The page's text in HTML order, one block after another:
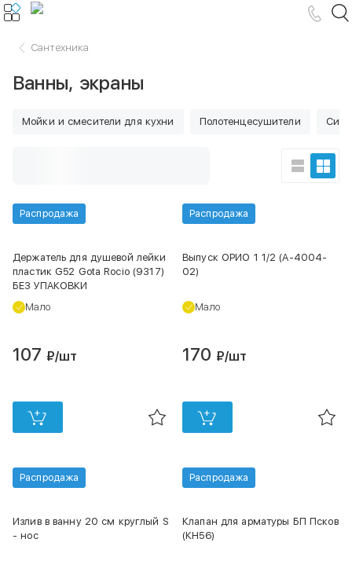
Сантехника
Ванны, экраны
Мойки и смесители для кухни Полотенцесушители
Распродажа
Держатель для душевой лейки
пластик G52 Gota Rocio (9317)
БЕЗ УПАКОВКИ
Мало
107 ₽/шт
Распродажа
Выпуск ОРИО 1 1/2 (А-4004-
02)
Мало
170 ₽/шт
Распродажа
Излив в ванну 20 см круглый S
- нос
Распродажа
Клапан для арматуры БП Псков
(КН56)